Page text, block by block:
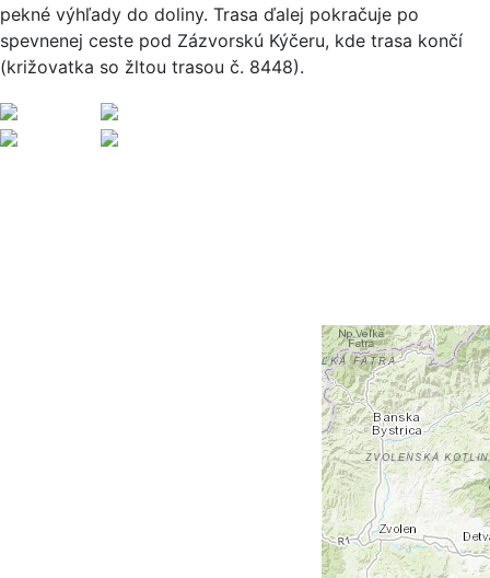
pekné výhľady do doliny. Trasa ďalej pokračuje po
spevnenej ceste pod Zázvorskú Kýčeru, kde trasa končí
(križovatka so žltou trasou č. 8448).